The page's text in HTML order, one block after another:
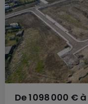
De1 098 000 € à